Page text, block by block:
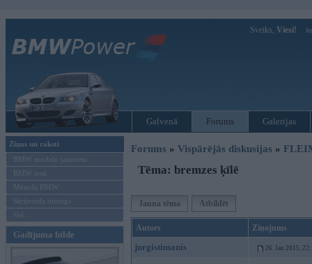
Sveiks, Viesi!
Galvenā Forums Galerijas
Ziņas un raksti
BMW modeļu jaunumi
BMW testi
Mēneša BMW
Sērijveida tūnings
Vel...
Gadījuma bilde
Forums » Vispārējās diskusijas »
Tēma: bremzes ķīlē
Jauna tēma Atbildēt
Autors Ziņojums
jurgistimanis 26. Jan 2015,